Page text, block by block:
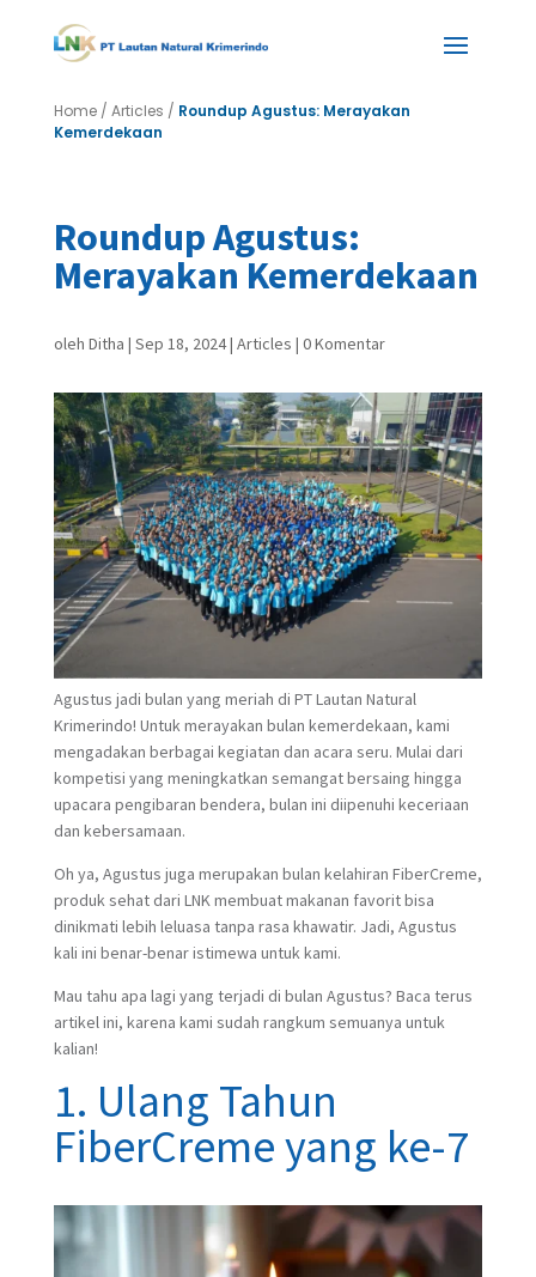
Home/ Articles / Roundup Agustus: Merayakan
Kemerdekaan
Roundup Agustus:
Merayakan Kemerdekaan
oleh Ditha | Sep 18, 2024| Articles | 0 Komentar
Agustus jadi bulan yang meriah di PT Lautan Natural
Krimerindo! Untuk merayakan bulan kemerdekaan, kami
mengadakan berbagai kegiatan dan acara seru. Mulai dari
kompetisi yang meningkatkan semangat bersaing hingga
upacara pengibaran bendera, bulan ini diipenuhi keceriaan
dan kebersamaan.
Oh ya, Agustus juga merupakan bulan kelahiran FiberCreme,
produk sehat dari LNK membuat makanan favorit bisa
dinikmati lebih leluasa tanpa rasa khawatir. Jadi, Agustus
kali ini benar-benar istimewa untuk kami.
Mau tahu apa lagi yang terjadi di bulan Agustus? Baca terus
artikel ini, karena kami sudah rangkum semuanya untuk
kalian!
1. Ulang Tahun
FiberCreme yang ke-7